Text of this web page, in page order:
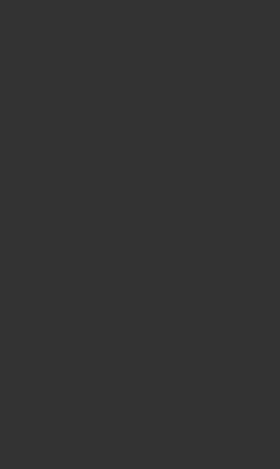
verhindert das
Maps Karte. Mit nur einem